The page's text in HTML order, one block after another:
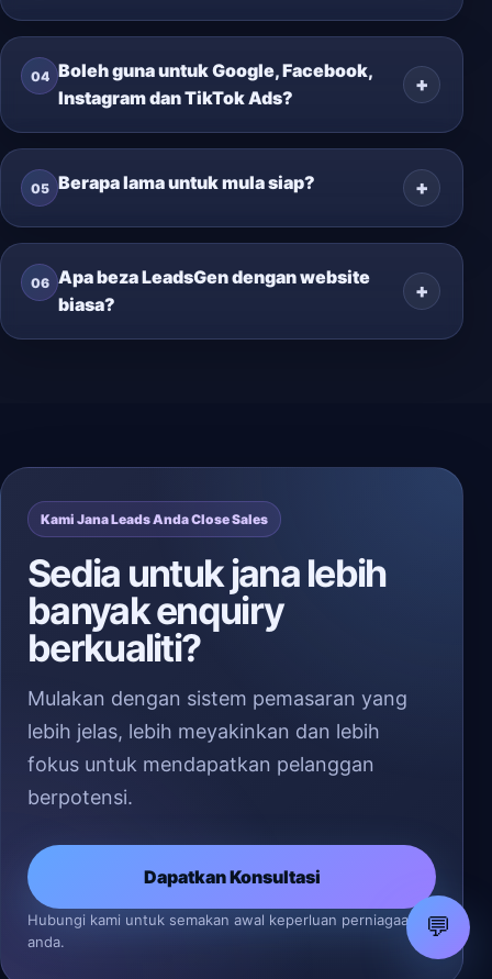
04 Boleh guna untuk Google, Facebook,
Instagram dan TikTok Ads?
05 Berapa lama untuk mula siap?
06 Apa beza LeadsGen dengan website
biasa?
Kami Jana Leads Anda Close Sales
Sedia untuk jana lebih
banyak enquiry
berkualiti?
Mulakan dengan sistem pemasaran yang
lebih jelas, lebih meyakinkan dan lebih
fokus untuk mendapatkan pelanggan
berpotensi.
Dapatkan Konsultasi
Hubungi kami untuk semakan awal keperluan perniagaan
anda.
💬